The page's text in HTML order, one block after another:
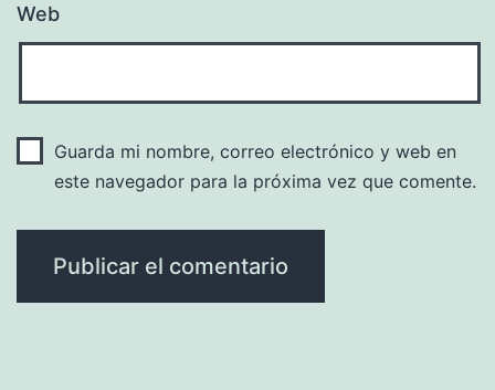
Web
Guarda mi nombre, correo electrónico y web en
este navegador para la próxima vez que comente.